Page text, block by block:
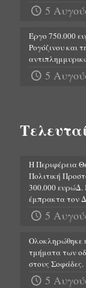
5
Έργο 750.000
Ρογόζινου και
5
Η Περιφέρεια
Πολιτική
300.000 ευρώΔ.
έμπρακτα τον
5
Ολοκληρώθηκε
τμήματα των
στους Σοφάδες.
5